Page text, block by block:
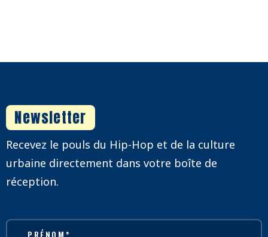
Newsletter
Recevez le pouls du Hip-Hop et de la culture
urbaine directement dans votre boîte de
réception.